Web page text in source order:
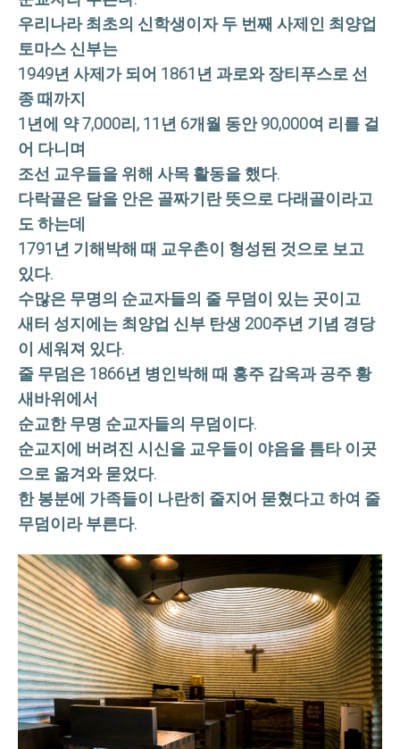
우리나라 최초의 신학생이자 두 번째 사제인 최양업
토마스 신부는
1949년 사제가 되어 1861년 과로와 장티푸스로 선
종 때까지
1년에 약 7,000리, 11년 6개월 동안 90,000여 리를 걸
어 다니며
조선 교우들을 위해 사목 활동을 했다.
다락골은 달을 안은 골짜기란 뜻으로 다래골이라고
도 하는데
1791년 기해박해 때 교우촌이 형성된 것으로 보고
있다.
수많은 무명의 순교자들의 줄 무덤이 있는 곳이고
새터 성지에는 최양업 신부 탄생 200주년 기념 경당
이 세워져 있다.
줄 무덤은 1866년 병인박해 때 홍주 감옥과 공주 황
새바위에서
순교한 무명 순교자들의 무덤이다.
순교지에 버려진 시신을 교우들이 야음을 틈타 이곳
으로 옮겨와 묻었다.
한 봉분에 가족들이 나란히 줄지어 묻혔다고 하여 줄
무덤이라 부른다.